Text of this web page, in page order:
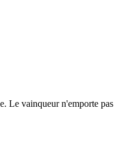
Le vainqueur n'emporte pas